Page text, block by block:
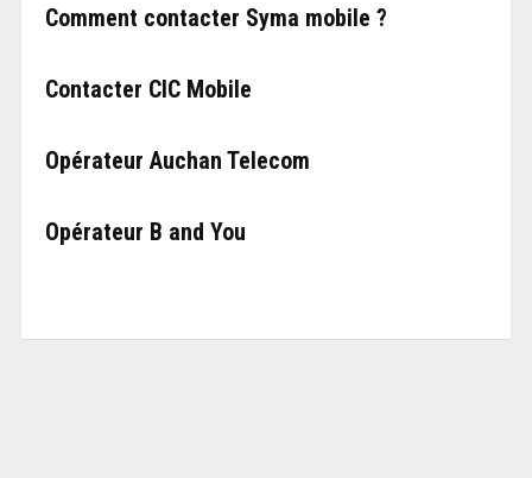
Comment contacter Syma mobile ?
Contacter CIC Mobile
Opérateur Auchan Telecom
Opérateur B and You